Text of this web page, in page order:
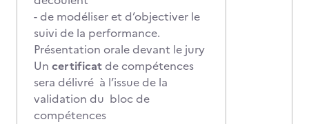
- de modéliser et d’objectiver le
suivi de la performance.
Présentation orale devant le jury
Un certificatde compétences
sera délivré à l’issue de la
validation du bloc de
compétences